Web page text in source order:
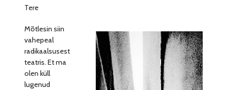
Tere
Mõtlesin siin
vahepeal
radikaalsusest
teatris. Et ma
olen küll
lugenud